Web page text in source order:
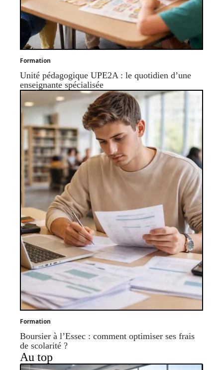
Formation
Unité pédagogique UPE2A : le quotidien d’une
enseignante spécialisée
Formation
Boursier à l’Essec : comment optimiser ses frais
de scolarité ?
Au top